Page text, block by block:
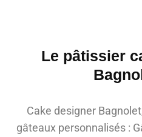
Le pâtissier
Cake designer
gâteaux personnalisés :